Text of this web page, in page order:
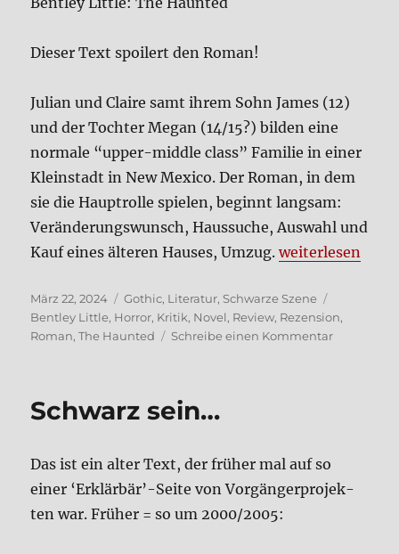
Dres­
2024
Die­ser Text spoi­lert den Roman!
Juli­an und Clai­re samt ihrem Sohn James (12)
und der Toch­ter Megan (14/15?) bil­den eine
nor­ma­le “upper-midd­le class” Fami­lie in einer
Klein­stadt in New Mexi­co. Der Roman, in dem
sie die Haupt­rol­le spie­len, beginnt lang­sam:
Ver­än­de­rungs­wunsch, Haus­su­che, Aus­wahl und
Kauf eines älte­ren Hau­ses, Umzug.„Litt­le: The
wei­ter­le­sen
Veröffentlicht
am
März 22, 2024 Kategorien
Gothic, Literatur, Schwarze Szene
Bentley Little, Horror, Kritik, Novel, Review, Rezension,
Roman,The Haunted Schreibe einen Kommentarzu
Schwarz sein…
Das ist ein alter Text, der frü­her mal auf so
einer ‘Erklärbär’-Seite von Vor­gän­ger­pro­jek­
ten war. Frü­her = so um 2000/2005: